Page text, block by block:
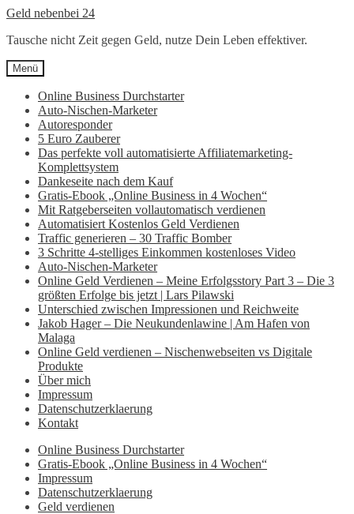
Zur
springen
Zum
springen
Geld nebenbei 24
Tausche nicht Zeit gegen Geld, nutze Dein Leben effektiver.
Menü
Online Business Durchstarter
Auto-Nischen-Marketer
Autoresponder
5 Euro Zauberer
Das perfekte voll automatisierte Affiliatemarketing-
Komplettsystem
Dankeseite nach dem Kauf
Gratis-Ebook „Online Business in 4 Wochen“
Mit Ratgeberseiten vollautomatisch verdienen
Automatisiert Kostenlos Geld Verdienen
Traffic generieren – 30 Traffic Bomber
3 Schritte 4-stelliges Einkommen kostenloses Video
Auto-Nischen-Marketer
Online Geld Verdienen – Meine Erfolgsstory Part 3 – Die 3
größten Erfolge bis jetzt | Lars Pilawski
Unterschied zwischen Impressionen und Reichweite
Jakob Hager – Die Neukundenlawine | Am Hafen von
Malaga
Online Geld verdienen – Nischenwebseiten vs Digitale
Produkte
Über mich
Impressum
Datenschutzerklaerung
Kontakt
Online Business Durchstarter
Gratis-Ebook „Online Business in 4 Wochen“
Impressum
Datenschutzerklaerung
Geld verdienen